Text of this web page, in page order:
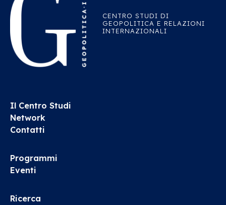
CENTRO STUDI DI
GEOPOLITICA E RELAZIONI
INTERNAZIONALI
Il Centro Studi
Network
Contatti
Programmi
Eventi
Ricerca